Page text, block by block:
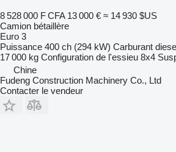
8 528 000 F CFA 13 000 € ≈ 14 930 $US
Camion bétaillère
Euro 3
Puissance 400 ch (294 kW) Carburant
17 000 kg Configuration de l'essieu 8x4
Chine
Fudeng Construction Machinery Co., Ltd
Contacter le vendeur